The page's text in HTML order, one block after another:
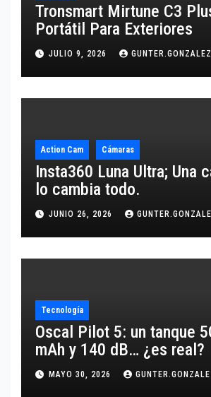
Tronsmart Mirtune C3
Portátil Para Exteriores
JULIO 9, 2026 GUNTER.GONZALEZ
Action Cam Cámaras
Insta360 Luna Ultra; Una
lo cambia todo.
JUNIO 26, 2026
Tecnología
Oscal Pilot 5: un tanque
mAh y 140 dB… ¿es real?
MAYO 30, 2026